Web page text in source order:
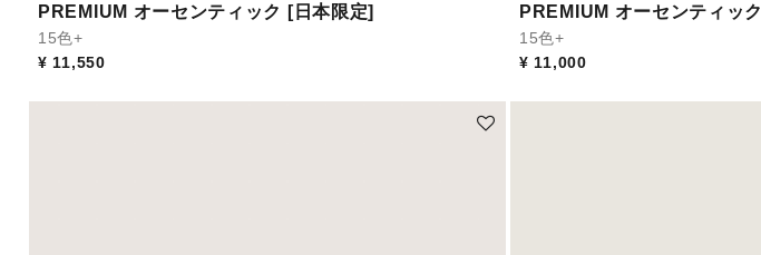
PREMIUM オーセンティック [日本限定]
15色+
¥ 11,550
PREMIUM オーセンティック
15色+
¥ 11,000